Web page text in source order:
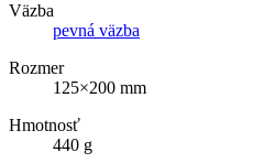
Väzba
pevná väzba
Rozmer
125×200 mm
Hmotnosť
440 g